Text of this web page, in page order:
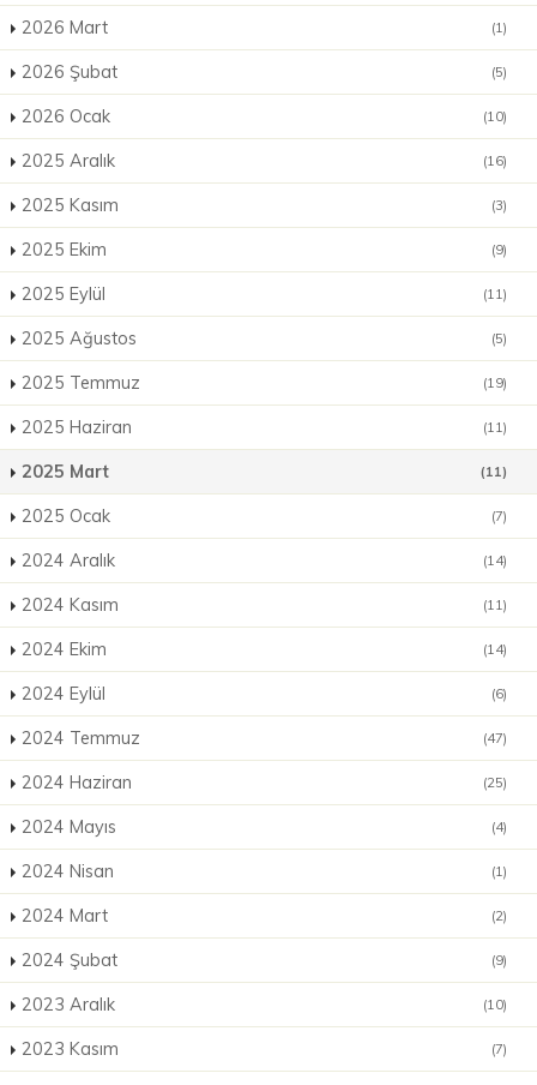
2026 Mart (1)
2026 Şubat (5)
2026 Ocak (10)
2025 Aralık (16)
2025 Kasım (3)
2025 Ekim (9)
2025 Eylül (11)
2025 Ağustos (5)
2025 Temmuz (19)
2025 Haziran (11)
2025 Mart (11)
2025 Ocak (7)
2024 Aralık (14)
2024 Kasım (11)
2024 Ekim (14)
2024 Eylül (6)
2024 Temmuz (47)
2024 Haziran (25)
2024 Mayıs (4)
2024 Nisan (1)
2024 Mart (2)
2024 Şubat (9)
2023 Aralık (10)
2023 Kasım (7)